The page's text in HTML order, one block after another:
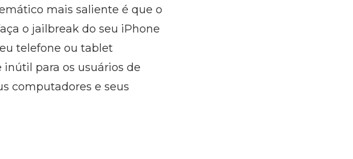
mais saliente é que o
o jailbreak do seu iPhone
telefone ou tablet
para os usuários de
computadores e seus